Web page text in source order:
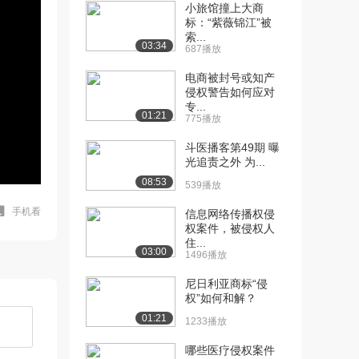
手机看
03:34
小旅馆撞上大商
标：“紫薇锦江”被
索...
687播放
01:21
电商被封号或知产
侵权警告如何应对
专...
775播放
08:53
斗医播客第49期 曝
光追责之外 为...
539播放
03:00
信息网络传播权侵
权案件，被侵权人
住...
1496播放
01:21
尼日利亚商标“侵
权”如何和解？
1233播放
哪些医疗侵权案件